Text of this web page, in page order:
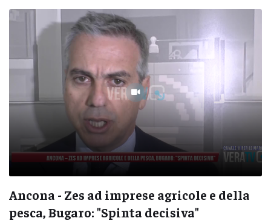
Ancona - Zes ad imprese agricole e della
pesca, Bugaro: "Spinta decisiva"